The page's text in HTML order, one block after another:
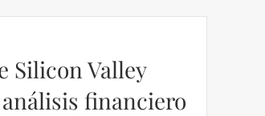
Silicon Valley
financiero